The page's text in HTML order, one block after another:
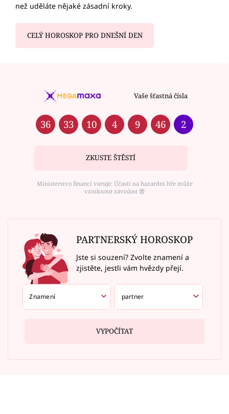
než uděláte nějaké zásadní kroky.
CELÝ HOROSKOP PRO DNEŠNÍ DEN
Vaše šťastná čísla
36 33 10 4 9 46 2
ZKUSTE ŠTĚSTÍ
Ministerstvo financí varuje: Účastí na hazardní hře může
vzniknout závislost ⑱
PARTNERSKÝ HOROSKOP
Jste si souzení? Zvolte znamení a
zjistěte, jestli vám hvězdy přejí.
VYPOČÍTAT